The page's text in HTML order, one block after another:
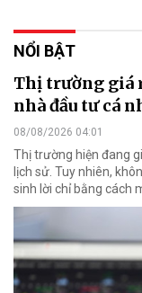
NỔI BẬT
Thị trường giá
nhà đầu tư cá
08/08/2026 04:01
Thị trường hiện đang
lịch sử. Tuy nhiên,
sinh lời chỉ bằng cách